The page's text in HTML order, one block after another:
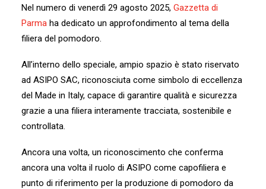
AREA RISERVATA
Nel numero di venerdì 29 agosto 2025, Gazzetta di
Parma ha dedicato un approfondimento al tema della
filiera del pomodoro.
All’interno dello speciale, ampio spazio è stato riservato
ad ASIPO SAC, riconosciuta come simbolo di eccellenza
del Made in Italy, capace di garantire qualità e sicurezza
grazie a una filiera interamente tracciata, sostenibile e
controllata.
Ancora una volta, un riconoscimento che conferma
ancora una volta il ruolo di ASIPO come capofiliera e
punto di riferimento per la produzione di pomodoro da